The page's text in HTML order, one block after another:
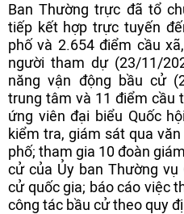
Ban Thường trực đã tổ
tiếp kết hợp trực tuyến
phố và 2.654 điểm cầu
người tham dự (23/11/
năng vận động bầu cử
trung tâm và 11 điểm cầu
ứng viên đại biểu Quốc
kiểm tra, giám sát qua
phố; tham gia 10 đoàn
cử của Ủy ban Thường vụ
cử quốc gia; báo cáo việc
công tác bầu cử theo quy